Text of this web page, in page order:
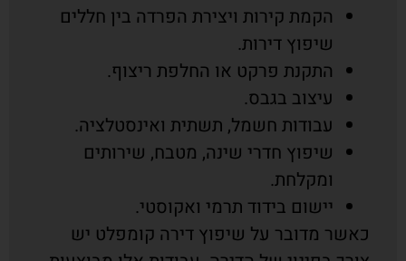
הקמת קירות ויצירת הפרדה בין חללים
שיפוץ דירות.
התקנת פרקט או החלפת ריצוף.
עיצוב בגבס.
עבודות חשמל, תשתית ואינסטלציה.
שיפוץ חדרי שינה, מטבח, שירותים
ומקלחת.
יישום בידוד תרמי ואקוסטי.
כאשר מדובר על שיפוץ דירה קומפלט יש